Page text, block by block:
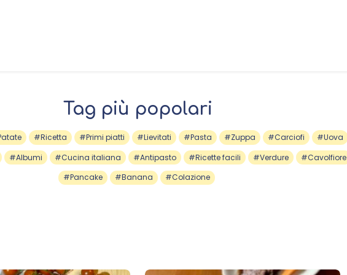
Tag più popolari
#Ricetta #Primi piatti #Lievitati #Pasta #Zuppa #Carciofi #Uova
#Albumi #Cucina italiana #Antipasto #Ricette facili #Verdure #Cavolfiore
#Pancake
#Banana #Colazione